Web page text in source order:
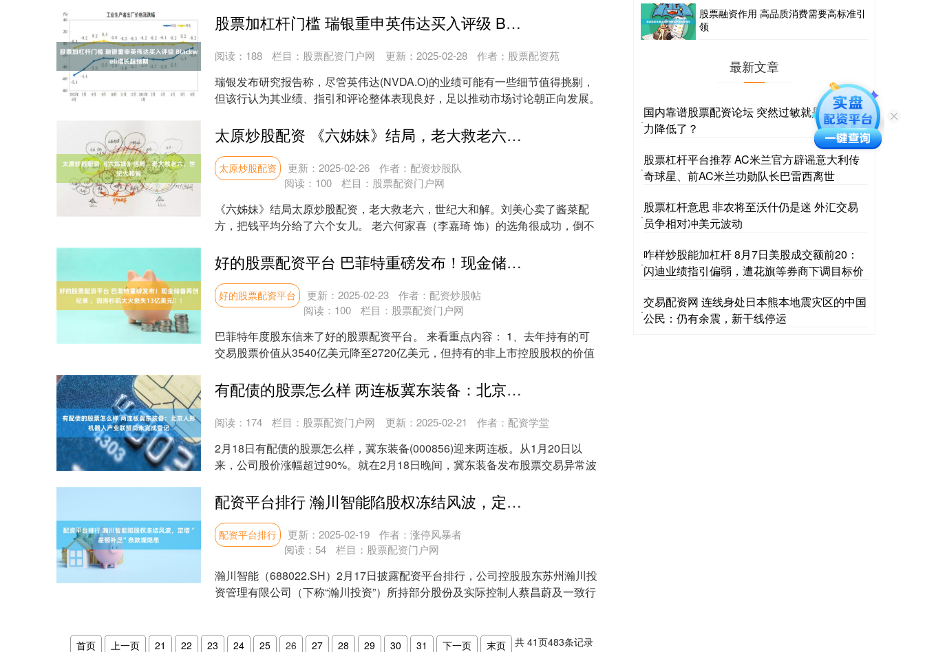
股票加杠杆门槛 瑞银重申英伟达买入评级 Blackwell增长超预期
更新：2025-02-28 作者：股票配资苑
阅读： 188 栏目： 股票配资门户网
瑞银发布研究报告称，尽管英伟达(NVDA.O)的业绩可能有一些细节值得挑剔，
但该行认为其业绩、指引和评论整体表现良好，足以推动市场讨论朝正向发展。
太原炒股配资 《六姊妹》结局，老大救老六，世纪大和解
太原炒股配资 更新：2025-02-26
作者：配资炒股队
阅读： 100 栏目： 股票配资门户网
《六姊妹》结局太原炒股配资，老大救老六，世纪大和解。刘美心卖了酱菜配
方，把钱平均分给了六个女儿。 老六何家喜（李嘉琦 饰）的选角很成功，倒不
好的股票配资平台 巴菲特重磅发布！现金储备再创纪录 ，因洛杉矶大火损失13亿美元​！
好的股票配资平台 更新：2025-02-23
作者：配资炒股帖
阅读： 100 栏目： 股票配资门户网
巴菲特年度股东信来了好的股票配资平台。 来看重点内容： 1、去年持有的可
交易股票价值从3540亿美元降至2720亿美元，但持有的非上市控股股权的价值
有配债的股票怎么样 两连板冀东装备：北京人形机器人产业联盟尚未完成登记
更新：2025-02-21 作者：配资学堂
阅读： 174 栏目： 股票配资门户网
2月18日有配债的股票怎么样，冀东装备(000856)迎来两连板。从1月20日以
来，公司股价涨幅超过90%。就在2月18日晚间，冀东装备发布股票交易异常波
配资平台排行 瀚川智能陷股权冻结风波，定增“差额补足”条款埋隐患
配资平台排行 更新：2025-02-19
作者：涨停风暴者
阅读： 54 栏目： 股票配资门户网
瀚川智能（688022.SH）2月17日披露配资平台排行，公司控股股东苏州瀚川投
资管理有限公司（下称“瀚川投资”）所持部分股份及实际控制人蔡昌蔚及一致行
首页 上一页 21 22 23 24 25 26 27 28 29 30 31 下一页 末页 共 41页483条记录
股票融资作用 高品质消费需要高标准引
领
最新文章
·
国内靠谱股票配资论坛 突然过敏就是因为抵抗
力降低了？
·
股票杠杆平台推荐 AC米兰官方辟谣意大利传
奇球星、前AC米兰功勋队长巴雷西离世
·
股票杠杆意思 非农将至沃什仍是迷 外汇交易
员争相对冲美元波动
·
咋样炒股能加杠杆 8月7日美股成交额前20：
闪迪业绩指引偏弱，遭花旗等券商下调目标价
·
交易配资网 连线身处日本熊本地震灾区的中国
公民：仍有余震，新干线停运